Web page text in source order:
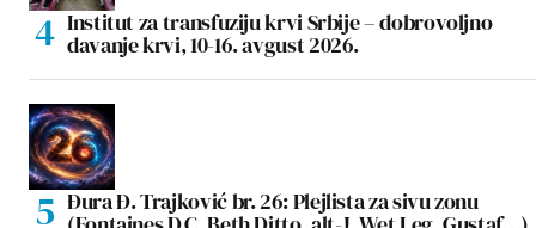
Institut za transfuziju krvi Srbije – dobrovoljno
davanje krvi, 10-16. avgust 2026.
Đura Đ. Trajković br. 26: Plejlista za sivu zonu